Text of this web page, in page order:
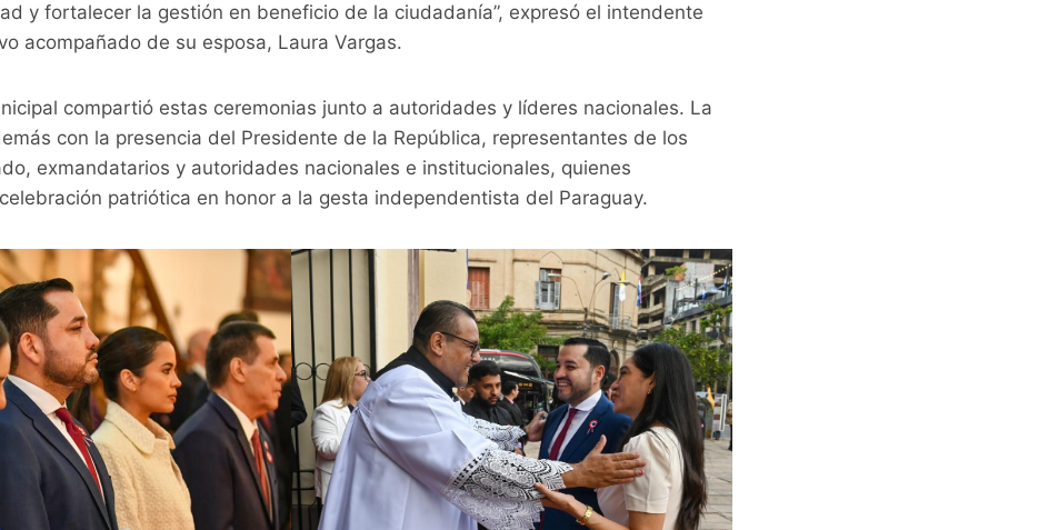
y fortalecer la gestión en beneficio de la ciudadanía”, expresó el intendente
acompañado de su esposa, Laura Vargas.
compartió estas ceremonias junto a autoridades y líderes nacionales. La
con la presencia del Presidente de la República, representantes de los
exmandatarios y autoridades nacionales e institucionales, quienes
patriótica en honor a la gesta independentista del Paraguay.